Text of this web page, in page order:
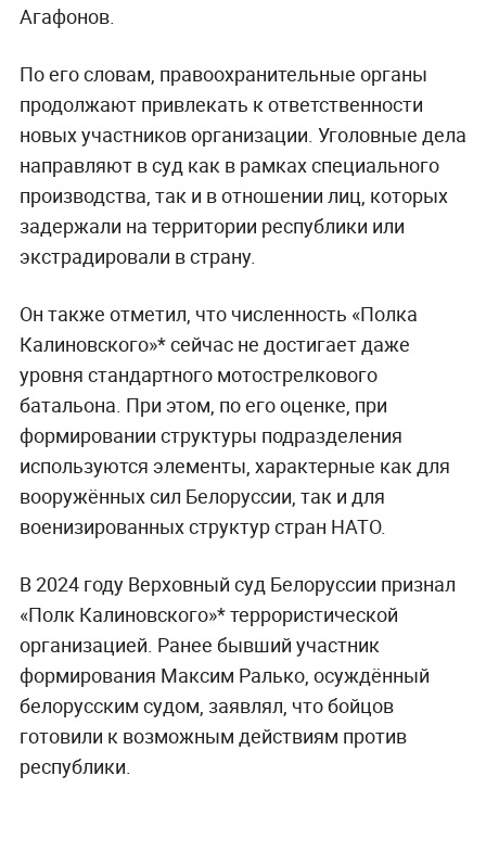
Агафонов.
По его словам, правоохранительные органы
продолжают привлекать к ответственности
новых участников организации. Уголовные дела
направляют в суд как в рамках специального
производства, так и в отношении лиц, которых
задержали на территории республики или
экстрадировали в страну.
Он также отметил, что численность «Полка
Калиновского»* сейчас не достигает даже
уровня стандартного мотострелкового
батальона. При этом, по его оценке, при
формировании структуры подразделения
используются элементы, характерные как для
вооружённых сил Белоруссии, так и для
военизированных структур стран НАТО.
В 2024 году Верховный суд Белоруссии признал
«Полк Калиновского»* террористической
организацией. Ранее бывший участник
формирования Максим Ралько, осуждённый
белорусским судом, заявлял, что бойцов
готовили к возможным действиям против
республики.